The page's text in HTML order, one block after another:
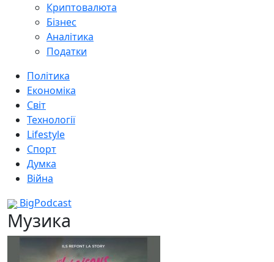
Криптовалюта
Бізнес
Аналітика
Податки
Політика
Економіка
Світ
Технології
Lifestyle
Спорт
Думка
Війна
BigPodcast
Музика